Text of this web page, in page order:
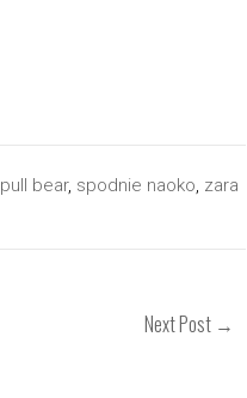
pull bear, spodnie naoko, zara
Next Post →